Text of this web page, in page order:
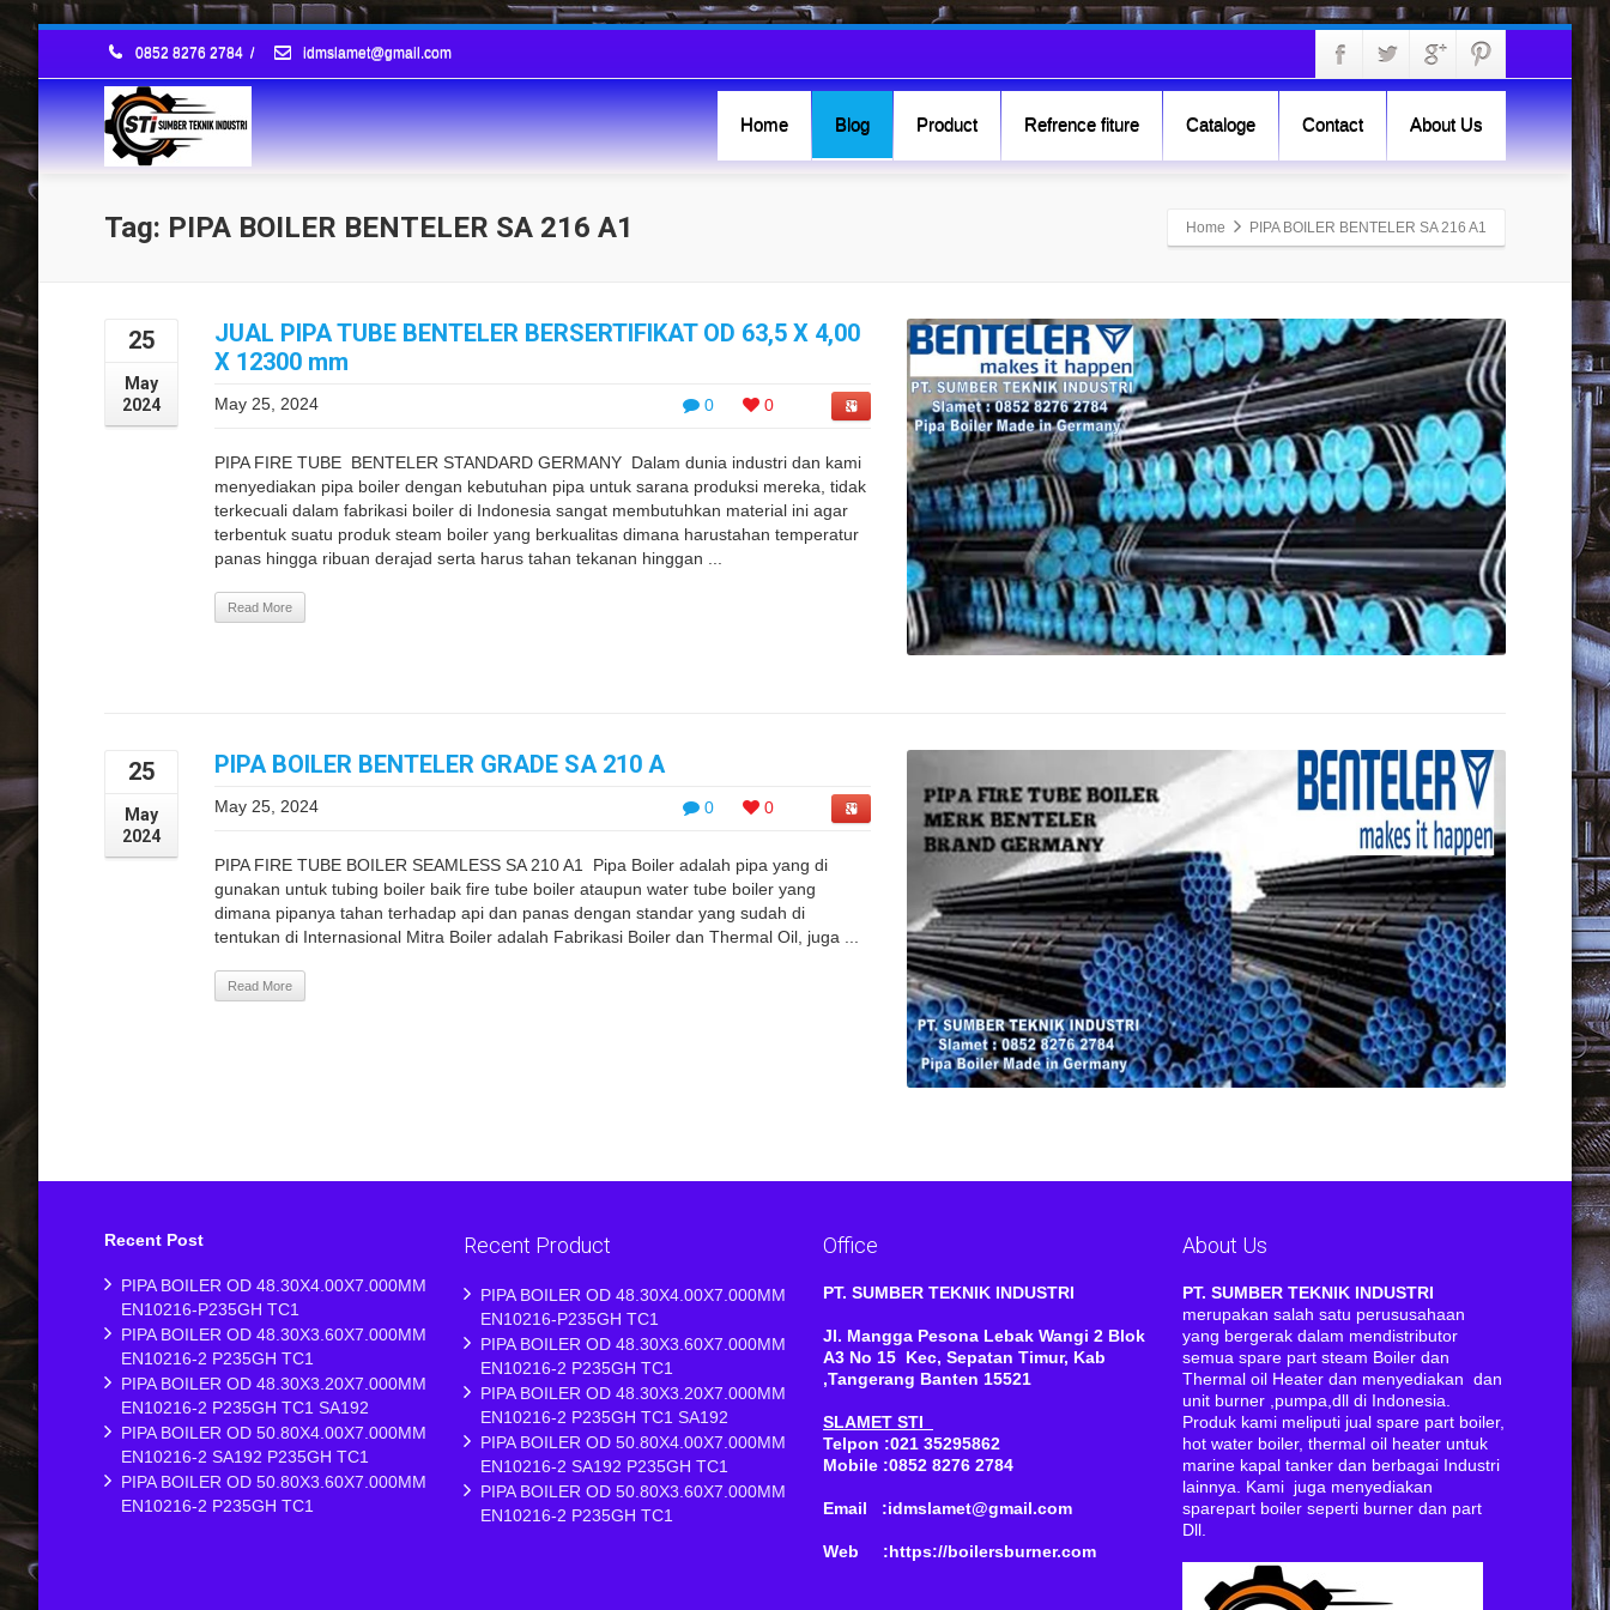
0852 8276 2784 / idmslamet@gmail.com
Home Blog Product Refrence fiture Cataloge Contact About Us
Tag: PIPA BOILER BENTELER SA 216 A1 Home PIPA BOILER BENTELER SA 216 A1
25
May
2024
JUAL PIPA TUBE BENTELER BERSERTIFIKAT OD 63,5 X 4,00
X 12300 mm
0 0
May 25, 2024
PIPA FIRE TUBE BENTELER STANDARD GERMANY Dalam dunia industri dan kami
menyediakan pipa boiler dengan kebutuhan pipa untuk sarana produksi mereka, tidak
terkecuali dalam fabrikasi boiler di Indonesia sangat membutuhkan material ini agar
terbentuk suatu produk steam boiler yang berkualitas dimana harustahan temperatur
panas hingga ribuan derajad serta harus tahan tekanan hinggan ...
Read More
25
May
2024
PIPA BOILER BENTELER GRADE SA 210 A
0 0
May 25, 2024
PIPA FIRE TUBE BOILER SEAMLESS SA 210 A1 Pipa Boiler adalah pipa yang di
gunakan untuk tubing boiler baik fire tube boiler ataupun water tube boiler yang
dimana pipanya tahan terhadap api dan panas dengan standar yang sudah di
tentukan di Internasional Mitra Boiler adalah Fabrikasi Boiler dan Thermal Oil, juga ...
Read More
Recent Post
PIPA BOILER OD 48.30X4.00X7.000MM
EN10216-P235GH TC1
PIPA BOILER OD 48.30X3.60X7.000MM
EN10216-2 P235GH TC1
PIPA BOILER OD 48.30X3.20X7.000MM
EN10216-2 P235GH TC1 SA192
PIPA BOILER OD 50.80X4.00X7.000MM
EN10216-2 SA192 P235GH TC1
PIPA BOILER OD 50.80X3.60X7.000MM
EN10216-2 P235GH TC1
Recent Product
PIPA BOILER OD 48.30X4.00X7.000MM
EN10216-P235GH TC1
PIPA BOILER OD 48.30X3.60X7.000MM
EN10216-2 P235GH TC1
PIPA BOILER OD 48.30X3.20X7.000MM
EN10216-2 P235GH TC1 SA192
PIPA BOILER OD 50.80X4.00X7.000MM
EN10216-2 SA192 P235GH TC1
PIPA BOILER OD 50.80X3.60X7.000MM
EN10216-2 P235GH TC1
Office
PT. SUMBER TEKNIK INDUSTRI
Jl. Mangga Pesona Lebak Wangi 2 Blok
A3 No 15 Kec, Sepatan Timur, Kab
,Tangerang Banten 15521
SLAMET STI
Telpon :021 35295862
Mobile :0852 8276 2784
Email :idmslamet@gmail.com
Web :https://boilersburner.com
About Us
PT. SUMBER TEKNIK INDUSTRI
merupakan salah satu perususahaan
yang bergerak dalam mendistributor
semua spare part steam Boiler dan
Thermal oil Heater dan menyediakan dan
unit burner ,pumpa,dll di Indonesia.
Produk kami meliputi jual spare part boiler,
hot water boiler, thermal oil heater untuk
marine kapal tanker dan berbagai Industri
lainnya. Kami juga menyediakan
sparepart boiler seperti burner dan part
Dll.